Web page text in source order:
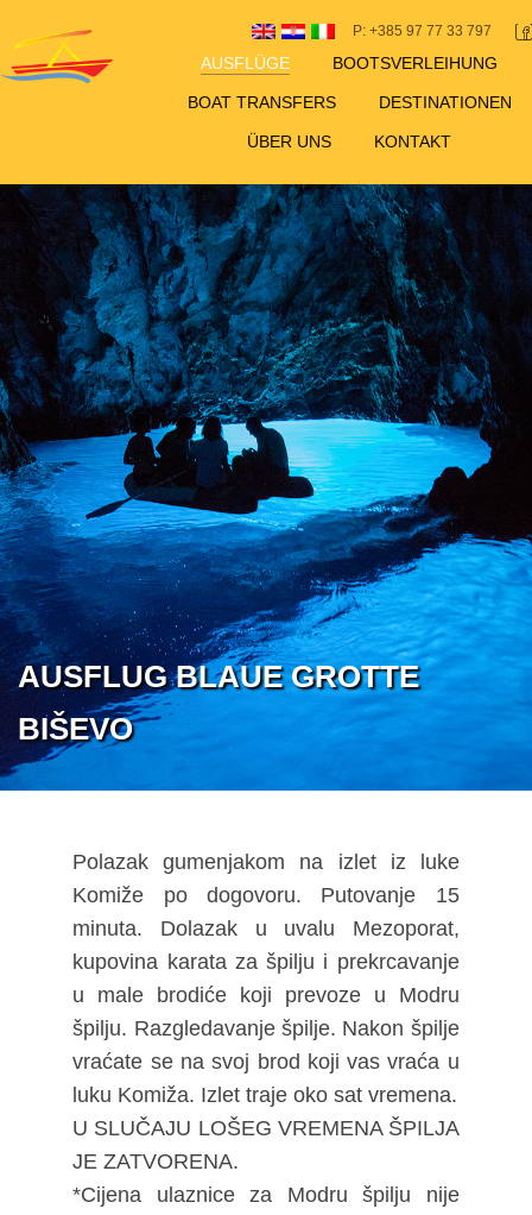
P: +385 97 77 33 797
AUSFLÜGE BOOTSVERLEIHUNG
BOAT TRANSFERS DESTINATIONEN
ÜBER UNS KONTAKT
AUSFLUG BLAUE GROTTE
BIŠEVO
Polazak gumenjakom na izlet iz luke
Komiže po dogovoru. Putovanje 15
minuta. Dolazak u uvalu Mezoporat,
kupovina karata za špilju i prekrcavanje
u male brodiće koji prevoze u Modru
špilju. Razgledavanje špilje. Nakon špilje
vraćate se na svoj brod koji vas vraća u
luku Komiža. Izlet traje oko sat vremena.
U SLUČAJU LOŠEG VREMENA ŠPILJA
JE ZATVORENA.
*Cijena ulaznice za Modru špilju nije